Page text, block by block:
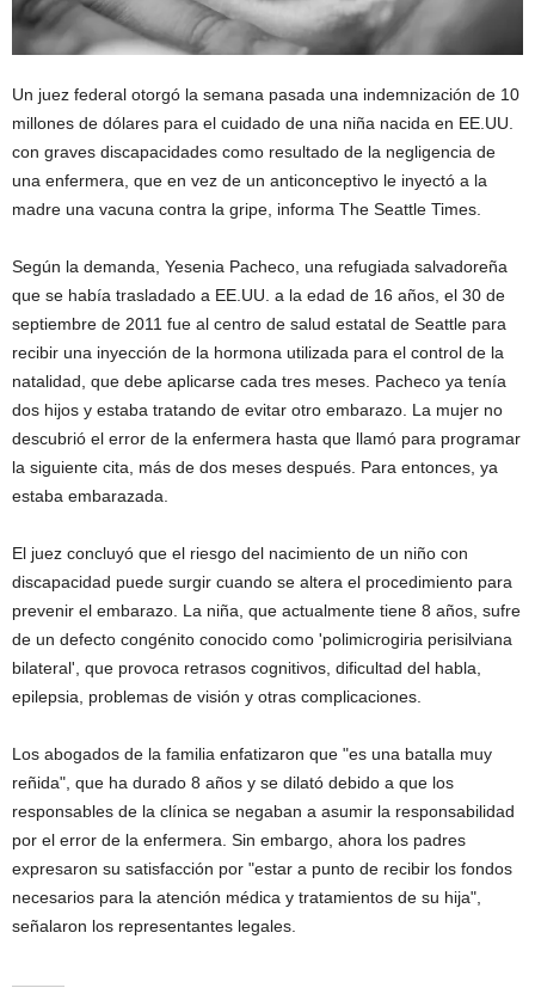
Un juez federal otorgó la semana pasada una indemnización de 10
millones de dólares para el cuidado de una niña nacida en EE.UU.
con graves discapacidades como resultado de la negligencia de
una enfermera, que en vez de un anticonceptivo le inyectó a la
madre una vacuna contra la gripe, informa The Seattle Times.
Según la demanda, Yesenia Pacheco, una refugiada salvadoreña
que se había trasladado a EE.UU. a la edad de 16 años, el 30 de
septiembre de 2011 fue al centro de salud estatal de Seattle para
recibir una inyección de la hormona utilizada para el control de la
natalidad, que debe aplicarse cada tres meses. Pacheco ya tenía
dos hijos y estaba tratando de evitar otro embarazo. La mujer no
descubrió el error de la enfermera hasta que llamó para programar
la siguiente cita, más de dos meses después. Para entonces, ya
estaba embarazada.
El juez concluyó que el riesgo del nacimiento de un niño con
discapacidad puede surgir cuando se altera el procedimiento para
prevenir el embarazo. La niña, que actualmente tiene 8 años, sufre
de un defecto congénito conocido como 'polimicrogiria perisilviana
bilateral', que provoca retrasos cognitivos, dificultad del habla,
epilepsia, problemas de visión y otras complicaciones.
Los abogados de la familia enfatizaron que "es una batalla muy
reñida", que ha durado 8 años y se dilató debido a que los
responsables de la clínica se negaban a asumir la responsabilidad
por el error de la enfermera. Sin embargo, ahora los padres
expresaron su satisfacción por "estar a punto de recibir los fondos
necesarios para la atención médica y tratamientos de su hija",
señalaron los representantes legales.